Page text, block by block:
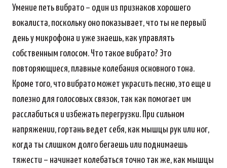
Умение петь вибрато – один из признаков хорошего
вокалиста, поскольку оно показывает, что ты не первый
день у микрофона и уже знаешь, как управлять
собственным голосом. Что такое вибрато? Это
повторяющиеся, плавные колебания основного тона.
Кроме того, что вибрато может украсить песню, это еще и
полезно для голосовых связок, так как помогает им
расслабиться и избежать перегрузки. При сильном
напряжении, гортань ведет себя, как мышцы рук или ног,
когда ты слишком долго бегаешь или поднимаешь
тяжести – начинает колебаться точно так же, как мышцы